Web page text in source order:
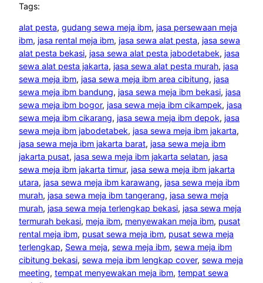
Tags:
alat pesta, gudang sewa meja ibm, jasa persewaan meja
ibm, jasa rental meja ibm, jasa sewa alat pesta, jasa sewa
alat pesta bekasi, jasa sewa alat pesta jabodetabek, jasa
sewa alat pesta jakarta, jasa sewa alat pesta murah, jasa
sewa meja ibm, jasa sewa meja ibm area cibitung, jasa
sewa meja ibm bandung, jasa sewa meja ibm bekasi, jasa
sewa meja ibm bogor, jasa sewa meja ibm cikampek, jasa
sewa meja ibm cikarang, jasa sewa meja ibm depok, jasa
sewa meja ibm jabodetabek, jasa sewa meja ibm jakarta
jasa sewa meja ibm jakarta barat, jasa sewa meja ibm
jakarta pusat, jasa sewa meja ibm jakarta selatan, jasa
sewa meja ibm jakarta timur, jasa sewa meja ibm jakarta
utara, jasa sewa meja ibm karawang, jasa sewa meja ibm
murah, jasa sewa meja ibm tangerang, jasa sewa meja
murah, jasa sewa meja terlengkap bekasi, jasa sewa meja
termurah bekasi, meja ibm, menyewakan meja ibm, pusat
rental meja ibm, pusat sewa meja ibm, pusat sewa meja
terlengkap, Sewa meja, sewa meja ibm, sewa meja ibm
cibitung bekasi, sewa meja ibm lengkap cover, sewa meja
meeting, tempat menyewakan meja ibm, tempat sewa